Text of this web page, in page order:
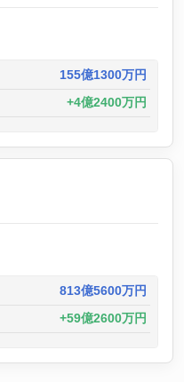
155億1300万円
4億2400万円
813億5600万円
59億2600万円